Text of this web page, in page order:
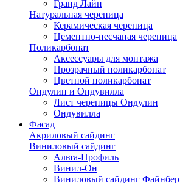
Гранд Лайн
Натуральная черепица
Керамическая черепица
Цементно-песчаная черепица
Поликарбонат
Аксессуары для монтажа
Прозрачный поликарбонат
Цветной поликарбонат
Ондулин и Ондувилла
Лист черепицы Ондулин
Ондувилла
Фасад
Акриловый сайдинг
Виниловый сайдинг
Альта-Профиль
Винил-Он
Виниловый сайдинг Файнбер